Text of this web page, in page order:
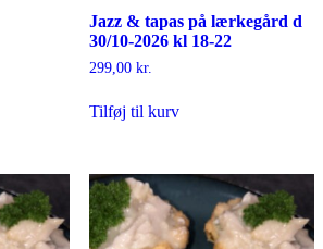
Jazz & tapas på lærkegård d
30/10-2026 kl 18-22
299,00 kr.
Tilføj til kurv